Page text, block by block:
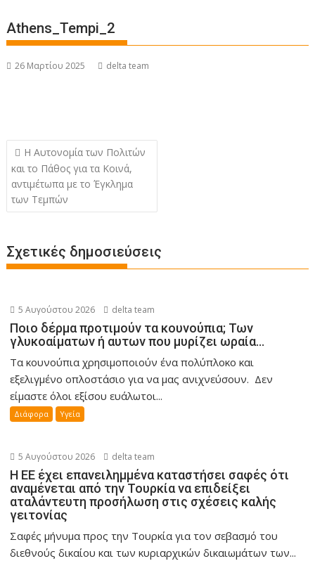
Athens_Tempi_2
26 Μαρτίου 2025 delta team
Πλοήγηση
άρθρων
Η Αυτονομία των Πολιτών
και το Πάθος για τα Κοινά,
αντιμέτωπα με το Έγκλημα
των Τεμπών
Σχετικές δημοσιεύσεις
5 Αυγούστου 2026 delta team
Ποιο δέρμα προτιμούν τα κουνούπια; Των
γλυκοαίματων ή αυτων που μυρίζει ωραία…
Τα κουνούπια χρησιμοποιούν ένα πολύπλοκο και
εξελιγμένο οπλοστάσιο για να μας ανιχνεύσουν. Δεν
είμαστε όλοι εξίσου ευάλωτοι...
Διάφορα Υγεία
5 Αυγούστου 2026 delta team
Η ΕΕ έχει επανειλημμένα καταστήσει σαφές ότι
αναμένεται από την Τουρκία να επιδείξει
αταλάντευτη προσήλωση στις σχέσεις καλής
γειτονίας
Σαφές μήνυμα προς την Τουρκία για τον σεβασμό του
διεθνούς δικαίου και των κυριαρχικών δικαιωμάτων των...